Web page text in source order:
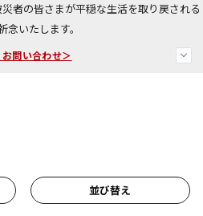
者の皆さまが平穏な生活を取り戻される
念いたします。
問い合わせ＞
並び替え